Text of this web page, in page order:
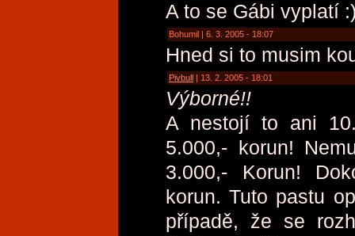
A to se Gábi vyplatí
Bohumil | 6. 3. 2005 - 18:07
Hned si to musim
Pivbull | 13. 2. 2005 - 18:01
Výborné!!
A nestojí to ani
5.000,- korun!
3.000,- Korun!
korun. Tuto pastu
případě, že se